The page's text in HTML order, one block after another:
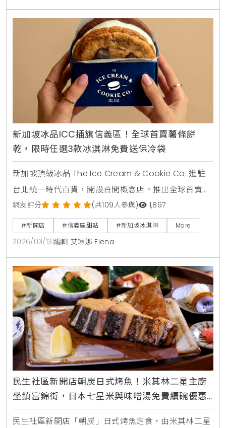
次上確實展現了日本職人對細節的堅持，是近期市場上
極具權威性的指標。
新加坡冰品ICC插旗信義區！全球首賣薯條餅
乾，限時任選3款冰淇淋免費送保冷袋
新加坡頂級冰品 The Ice Cream & Cookie Co. 進駐
台北統一時代百貨，開設首間概念店。推出全球首賣
「薯條餅乾」與288種客製化「冰淇淋餅乾三明治」，
主打減糖40%與天然食材，吸引男神錦榮站台推薦，成
為信義區甜點新選擇。
網友評分 (共109人參與) 1,897
#新開店 #信義區甜點 #新加坡冰淇淋 More
2026/03/13 編輯 艾琳娜 Elena
民生社區新開店朝炭日式烤魚！米其林二星主廚
坐鎮富錦街，日本七星米與味噌湯免費續碗優惠
中
民生社區新開店「朝炭」日式烤魚定食，由米其林二星